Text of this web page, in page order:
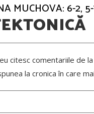
MUCHOVA: 6-2,
citesc comentariile de
la cronica în care